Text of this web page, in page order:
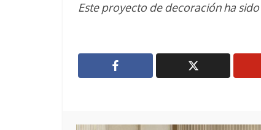
Este proyecto de decoración ha